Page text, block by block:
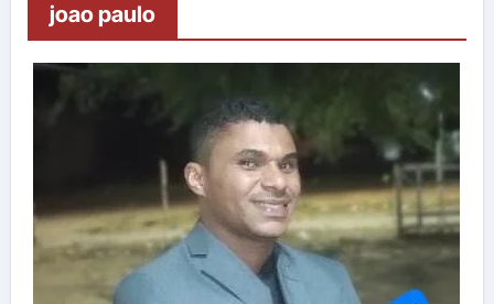
joao paulo